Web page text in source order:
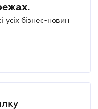
усіх бізнес-новин.